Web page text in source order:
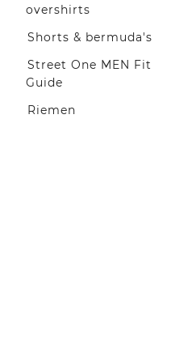
overshirts
Shorts & bermuda's
Street One MEN Fit
Guide
Riemen